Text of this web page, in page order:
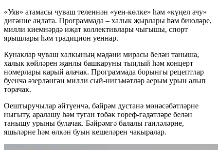
«Уяв» атамасы чуваш теленнән «уен-көлке» һәм «күңел ачу»
дигәнне аңлата. Программада – халык җырлары һәм биюләре,
милли киемнәрдә иҗат коллективлары чыгышы, спорт
ярышлары һәм традицион уеннар.
Кунаклар чуваш халкының мәдәни мирасы белән таныша,
халык көйләрен җанлы башкаруны тыңлый һәм концерт
номерлары карый алачак. Программада борынгы рецептлар
буенча әзерләнгән милли сый-нигъмәтләр аерым урын алып
торачак.
Оештыручылар әйтүенчә, бәйрәм дустанә мөнәсәбәтләрне
ныгыту, аралашу һәм туган төбәк гореф-гадәтләре белән
танышу урыны булачак. Бәйрәмгә балалы гаиләләрне,
яшьләрне һәм өлкән буын кешеләрен чакыралар.